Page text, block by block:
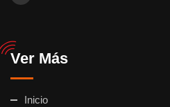
Ver Más
Inicio